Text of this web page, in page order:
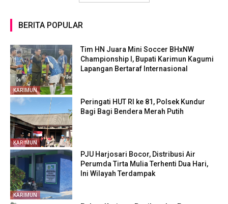
BERITA POPULAR
KARIMUN
Tim HN Juara Mini Soccer BHxNW
Championship I, Bupati Karimun Kagumi
Lapangan Bertaraf Internasional
KARIMUN
Peringati HUT RI ke 81, Polsek Kundur
Bagi Bagi Bendera Merah Putih
KARIMUN
PJU Harjosari Bocor, Distribusi Air
Perumda Tirta Mulia Terhenti Dua Hari,
Ini Wilayah Terdampak